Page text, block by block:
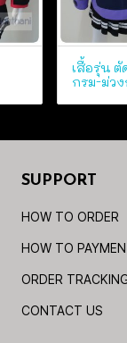
เสื้อรุ่น ตั
กรม-ม่วง
SUPPORT
HOW TO ORDER
HOW TO
ORDER
CONTACT US